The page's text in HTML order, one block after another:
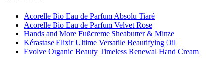
Acorelle Bio Eau de Parfum Absolu Tiaré
Acorelle Bio Eau de Parfum Velvet Rose
Hands and More Fußcreme Sheabutter & Minze
Kérastase Elixir Ultime Versatile Beautifying Oil
Evolve Organic Beauty Timeless Renewal Hand Cream